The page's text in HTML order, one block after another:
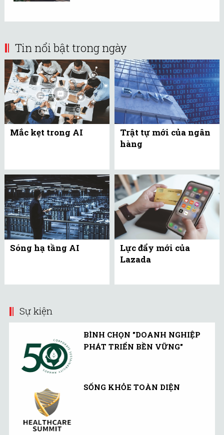
Tin nổi bật trong ngày
Mắc kẹt trong AI
Trật tự mới của ngân
hàng
Sóng hạ tầng AI
Lực đẩy mới của
Lazada
Sự kiện
BÌNH CHỌN "DOANH NGHIỆP
PHÁT TRIỂN BỀN VỮNG"
SỐNG KHỎE TOÀN DIỆN